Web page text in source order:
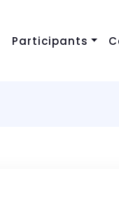
Participants